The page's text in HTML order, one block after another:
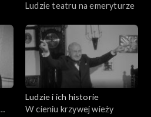
Ludzie teatru na emeryturze
Ludzie i ich historie
W cieniu krzywej wieży